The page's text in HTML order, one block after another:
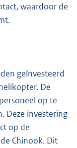
waardoor de
geïnvesteerd
De
op te
Deze investering
op de
Chinook. Dit